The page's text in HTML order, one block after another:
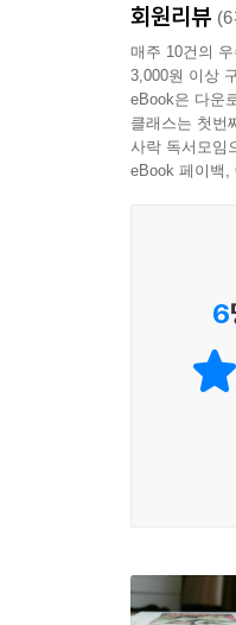
곧 엄마가 될
생명의 힘을
자연스러운
놀라운 배움
각종 육아
믿는 것, 아
회원리뷰
매주 10건의
3,000원 이상
eBook은 다운
클래스는 첫번
사락 독서모임
eBook 페이백,
6